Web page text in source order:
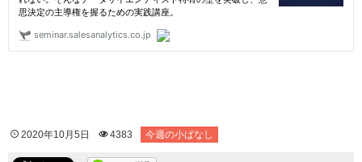
2020年10月5日 4383 今週の小ばなし